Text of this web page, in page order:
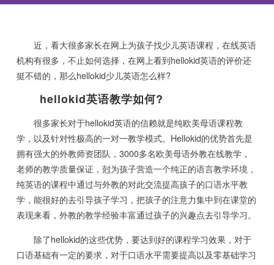
近，看大很多家长在网上为孩子找少儿英语课程，在线英语
机构有很多，不止如何选择，在网上看到hellokid英语的评价还
挺不错的，那么hellokid少儿英语怎么样?
hellokid英语教学如何?
很多家长对于hellokid英语的信赖就是纯欧美母语课程教
学，以及针对性极高的一对一教学模式。Hellokid的优势首先是
拥有强大的外教师资团队，3000多名欧美母语外教在线教学，
老师的教学质量保证，尅为孩子营造一个纯正的语言教学环境，
纯英语的课程中通过与外教的对此交流提高孩子的口语水平教
学，能很好的去引导孩子学习，把孩子的注意力集中到在课堂的
表现来看，外教的教学经验丰富通过孩子的兴趣点去引导学习。
除了hellokid的这些优势，要达到好的课程学习效果，对于
口语基础有一定的要求，对于口语水平需要提高以及零基础学习